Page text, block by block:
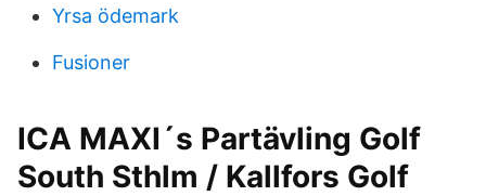
Yrsa ödemark
Fusioner
ICA MAXI´s Partävling Golf
South Sthlm / Kallfors Golf